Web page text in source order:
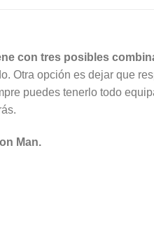
con tres posibles
Otra opción es dejar que
puedes tenerlo todo
Man.